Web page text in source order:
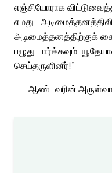
எஞ்சியோராக
எமது
அடிமைத்தனத்திற்குக்
பழுது பார்க்கவும்
செய்தருளினீர்!”
ஆண்டவரின்